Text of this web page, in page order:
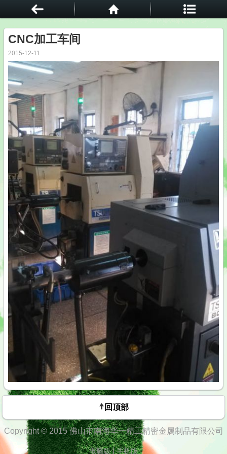
CNC加工车间
2015-12-11
回顶部
Copyright © 2015 佛山市南海华一精工精密金属制品有限公司
电脑版|手机版